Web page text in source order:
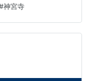
（４１）とともに
新たな挑戦への思
＿ｉの覚悟を示し
ューで新年を迎え
Ｎｕｍｂｅｒ＿ｉ
神宮寺